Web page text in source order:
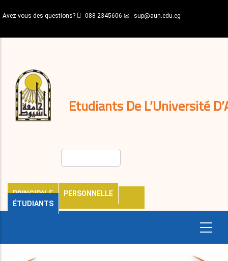
au
principal
Avez-vous des questions? 088-2345606 sup@aun.edu.eg
Etudiants De L’Université
PRINCIPALE
PERSONNELLE
ÉTUDIANTS
décisions
Expatriés
Journal